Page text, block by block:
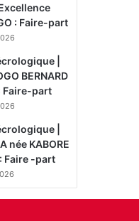
: Faire-part
|
BERNARD
Faire-part
|
née KABORE
Faire -part